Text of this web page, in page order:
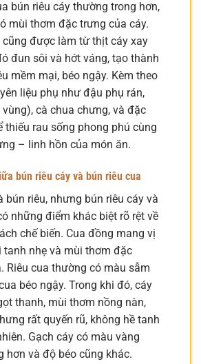
bún riêu cáy thường trong hơn,
mùi thơm đặc trưng của cáy.
cũng được làm từ thịt cáy xay
đun sôi và hớt váng, tạo thành
mềm mại, béo ngậy. Kèm theo
liệu phụ như đậu phụ rán,
cà chua chưng, và đặc
thiếu rau sống phong phú cùng
– linh hồn của món ăn.
bún riêu cáy và bún riêu cua
bún riêu, nhưng bún riêu cáy và
những điểm khác biệt rõ rệt về
chế biến. Cua đồng mang vị
tanh nhẹ và mùi thơm đặc
Riêu cua thường có màu sẫm
béo ngậy. Trong khi đó, cáy
thanh, mùi thơm nồng nàn,
rất quyến rũ, không hề tanh
Gạch cáy có màu vàng
hơn và độ béo cũng khác.